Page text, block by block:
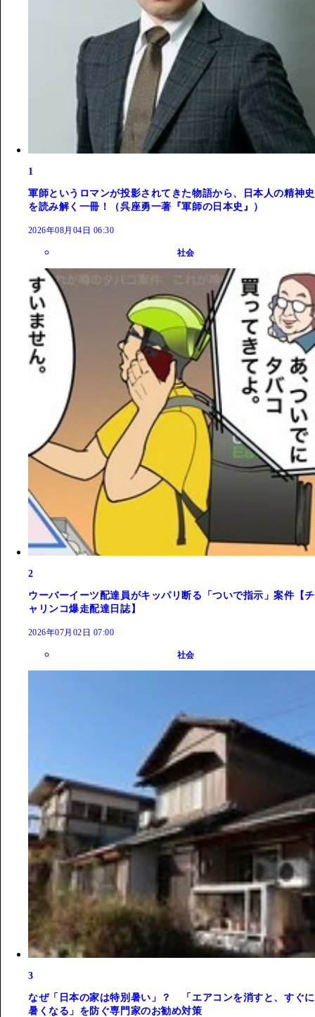
1
軍師というロマンが投影されてきた物語から、日本人の精神史
を読み解く一冊！（呉座勇一著『軍師の日本史』）
2026年08月04日 06:30
社会
2
ウーバーイーツ配達員がキッパリ断る「ついで指示」案件【チ
ャリンコ爆走配達日誌】
2026年07月02日 07:00
社会
3
なぜ「日本の家は特別暑い」？ 「エアコンを消すと、すぐに
暑くなる」を防ぐ専門家のお勧め対策